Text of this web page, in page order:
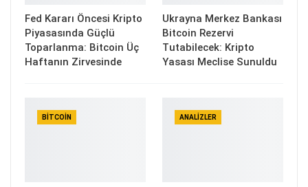
Fed Kararı Öncesi Kripto
Piyasasında Güçlü
Toparlanma: Bitcoin Üç
Haftanın Zirvesinde
Ukrayna Merkez Bankası
Bitcoin Rezervi
Tutabilecek: Kripto
Yasası Meclise Sunuldu
BITCOIN ANALIZLER